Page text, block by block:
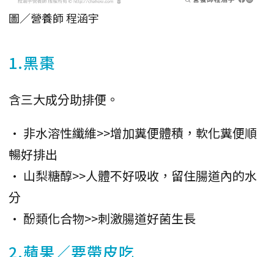
圖／營養師 程涵宇
1.黑棗
含三大成分助排便。
• 非水溶性纖維>>增加糞便體積，軟化糞便順
暢好排出
• 山梨糖醇>>人體不好吸收，留住腸道內的水
分
• 酚類化合物>>刺激腸道好菌生長
2.蘋果／要帶皮吃